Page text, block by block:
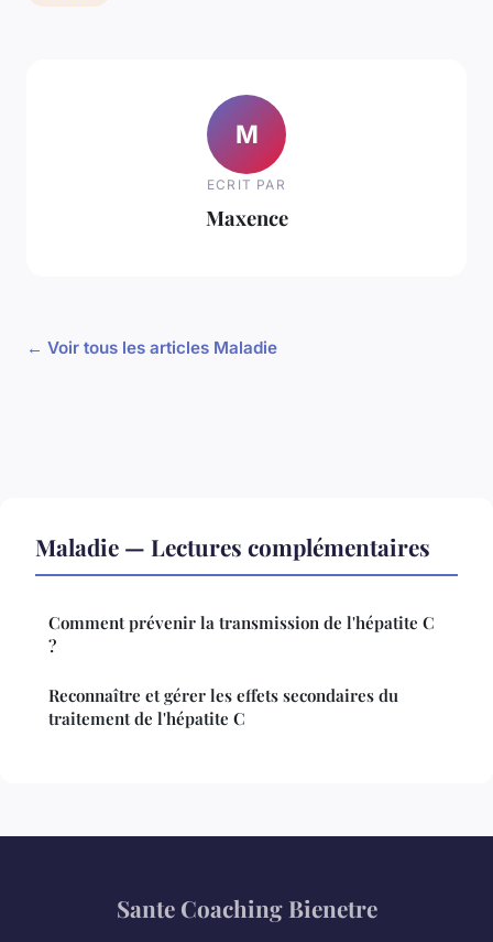
M
ECRIT PAR
Maxence
← Voir tous les articles Maladie
Maladie — Lectures complémentaires
Comment prévenir la transmission de l'hépatite C
?
Reconnaître et gérer les effets secondaires du
traitement de l'hépatite C
Sante Coaching Bienetre